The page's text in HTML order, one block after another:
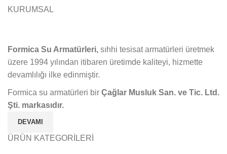
KURUMSAL
Formica Su Armatürleri, sıhhi tesisat armatürleri üretmek
üzere 1994 yılından itibaren üretimde kaliteyi, hizmette
devamlılığı ilke edinmiştir.
Formica su armatürleri bir Çağlar Musluk San. ve Tic. Ltd.
Şti. markasıdır.
DEVAMI
ÜRÜN KATEGORİLERİ